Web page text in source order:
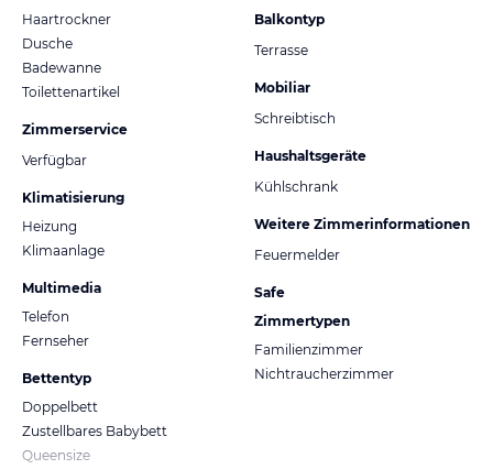
Haartrockner
Dusche
Badewanne
Toilettenartikel
Zimmerservice
Verfügbar
Klimatisierung
Heizung
Klimaanlage
Multimedia
Telefon
Fernseher
Bettentyp
Doppelbett
Zustellbares Babybett
Queensize
Balkontyp
Terrasse
Mobiliar
Schreibtisch
Haushaltsgeräte
Kühlschrank
Weitere Zimmerinformationen
Feuermelder
Safe
Zimmertypen
Familienzimmer
Nichtraucherzimmer